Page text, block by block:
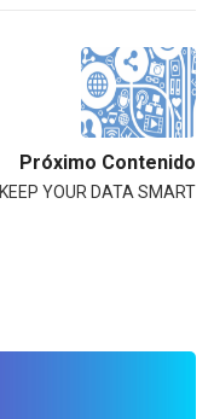
Próximo Contenido
KEEP YOUR DATA SMART